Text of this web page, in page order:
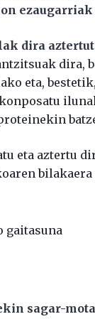
dira
dira,
eta,
eta aztertu
bilakaera
gaitasuna
sagar-